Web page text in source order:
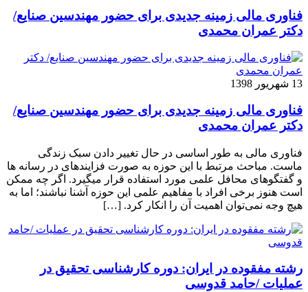
فناوری مالی زمینه جدیدی برای حضور مهندسین صنایع/
دکتر عمران محمدی
13 شهریور 1398
فناوری مالی زمینه جدیدی برای حضور مهندسین صنایع/
دکتر عمران محمدی
فناوری مالی به طور اساسی در حال تغییر دادن سبک زندگی
ماست. مباحث مرتبط با این حوزه به صورت فزاینده­ای در رسانه­ ها
و گفتگوهای محافل علمی مورد استفاده قرار می­گیرد. اگر چه ممکن
است هنوز برخی افراد با مفاهیم علمی این حوزه آشنا نباشند؛ اما به
هیچ وجه نمی‌توان اهمیت آن را انکار کرد. […]
رشته مفقوده در ایران: دوره کارشناسی تحقیق در
عملیات /حامد قدوسی